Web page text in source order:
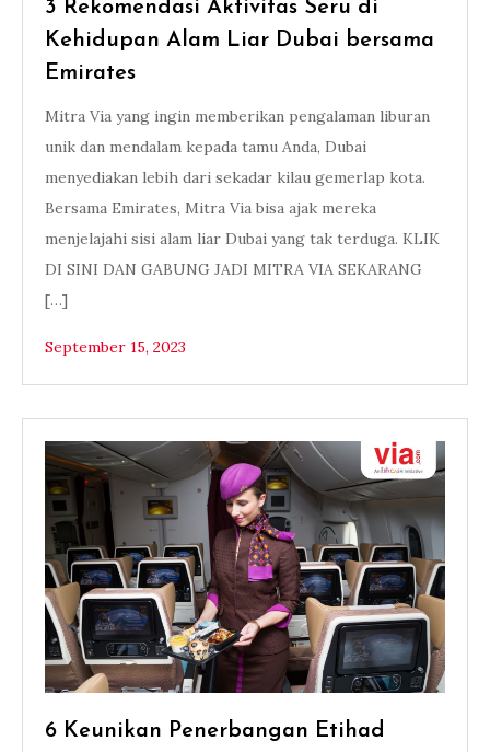
3 Rekomendasi Aktivitas Seru di
Kehidupan Alam Liar Dubai bersama
Emirates
Mitra Via yang ingin memberikan pengalaman liburan
unik dan mendalam kepada tamu Anda, Dubai
menyediakan lebih dari sekadar kilau gemerlap kota.
Bersama Emirates, Mitra Via bisa ajak mereka
menjelajahi sisi alam liar Dubai yang tak terduga. KLIK
DI SINI DAN GABUNG JADI MITRA VIA SEKARANG
[…]
September 15, 2023
6 Keunikan Penerbangan Etihad